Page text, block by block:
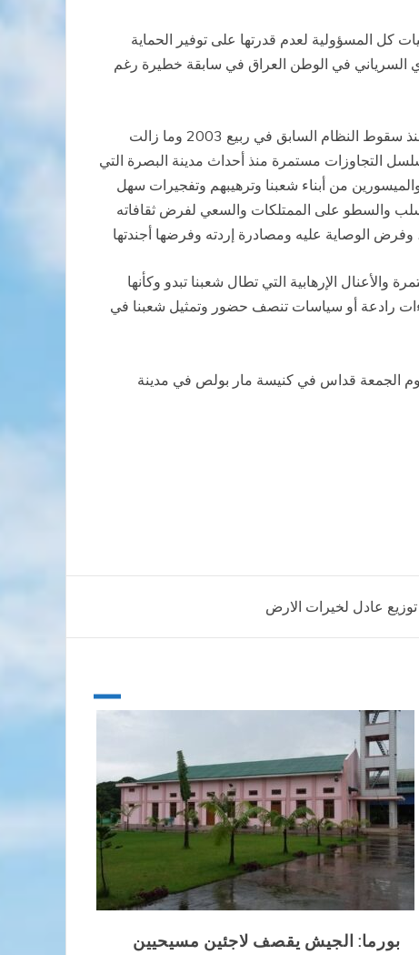
كل المسؤولية لعدم قدرتها على توفير الحماية
السرياني في الوطن العراق في سابقة خطيرة رغم
إن ما تعرض له الأب رغيد كني وصحبه هو حلقة في سلسلة طويلة من التعديات والتجاوزات الخطيرة التي تعرض لها شعبنا منذ سقوط النظام السابق في ربيع 2003 وما زالت
التجاوزات مستمرة منذ أحداث مدينة البصرة التي
من أبناء شعبنا وترهيبهم وتفجيرات سهل
والسطو على الممتلكات والسعي لفرض ثقافاته
وفرض الوصاية عليه ومصادرة إردته وفرضها أجندتها
الإرهابية التي تطال شعبنا تبدو وكأنها
رادعة أو سياسات تنصف حضور وتمثيل شعبنا في
يوم الجمعة قداس في كنيسة مار بولص في مدينة
توزيع عادل لخيرات الارض
بورما: الجيش يقصف لاجئين مسيحيين